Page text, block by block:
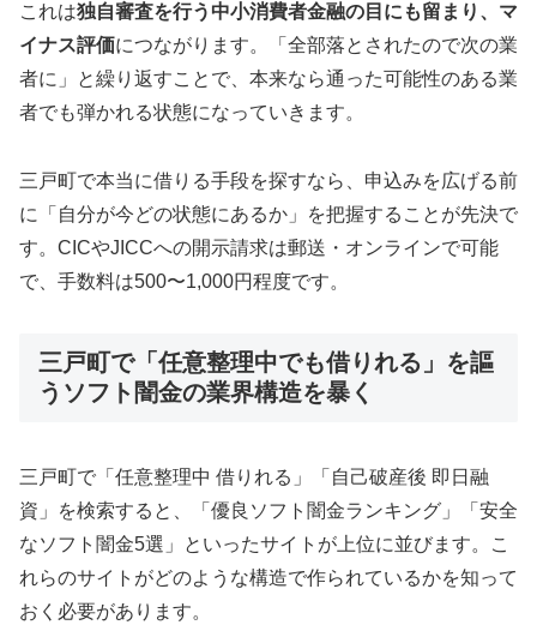
これは独自審査を行う中小消費者金融の目にも留まり、マ
イナス評価につながります。「全部落とされたので次の業
者に」と繰り返すことで、本来なら通った可能性のある業
者でも弾かれる状態になっていきます。
三戸町で本当に借りる手段を探すなら、申込みを広げる前
に「自分が今どの状態にあるか」を把握することが先決で
す。CICやJICCへの開示請求は郵送・オンラインで可能
で、手数料は500〜1,000円程度です。
三戸町で「任意整理中でも借りれる」を謳
うソフト闇金の業界構造を暴く
三戸町で「任意整理中 借りれる」「自己破産後 即日融
資」を検索すると、「優良ソフト闇金ランキング」「安全
なソフト闇金5選」といったサイトが上位に並びます。こ
れらのサイトがどのような構造で作られているかを知って
おく必要があります。